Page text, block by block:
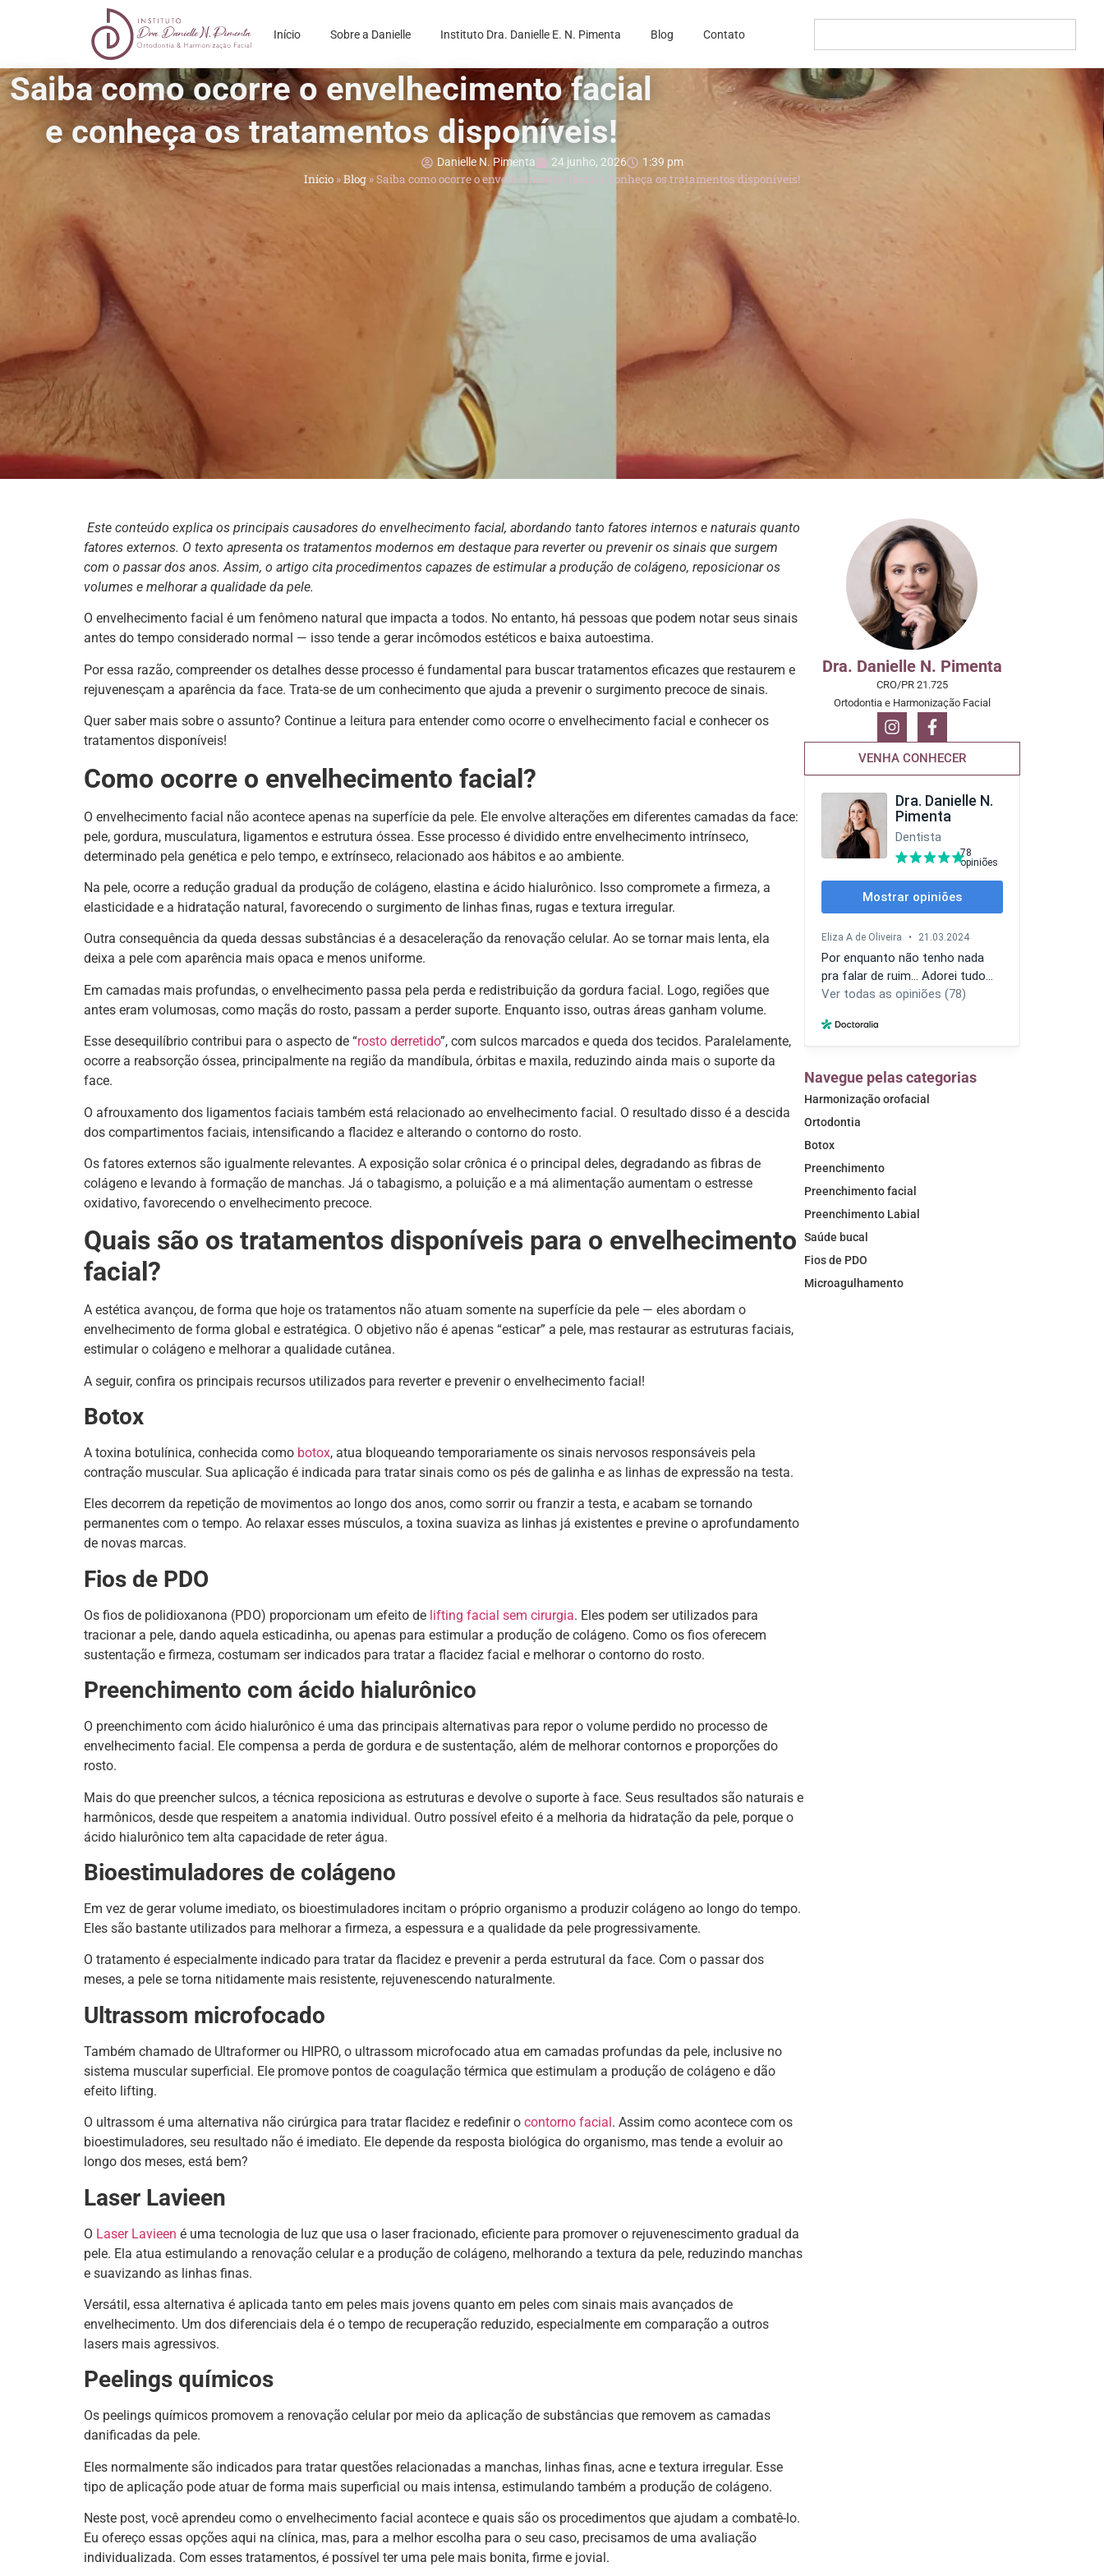
Início Sobre a Danielle Instituto Dra. Danielle E. N. Pimenta Blog Contato
Saiba como ocorre o envelhecimento facial
e conheça os tratamentos disponíveis!
Danielle N. Pimenta 24 junho, 2026 1:39 pm
Início »Blog »Saiba como ocorre o envelhecimento facial e conheça os tratamentos disponíveis!
Este conteúdo explica os principais causadores do envelhecimento facial, abordando tanto fatores internos e naturais quanto
fatores externos. O texto apresenta os tratamentos modernos em destaque para reverter ou prevenir os sinais que surgem
com o passar dos anos. Assim, o artigo cita procedimentos capazes de estimular a produção de colágeno, reposicionar os
volumes e melhorar a qualidade da pele.
O envelhecimento facial é um fenômeno natural que impacta a todos. No entanto, há pessoas que podem notar seus sinais
antes do tempo considerado normal — isso tende a gerar incômodos estéticos e baixa autoestima.
Por essa razão, compreender os detalhes desse processo é fundamental para buscar tratamentos eficazes que restaurem e
rejuvenesçam a aparência da face. Trata-se de um conhecimento que ajuda a prevenir o surgimento precoce de sinais.
Quer saber mais sobre o assunto? Continue a leitura para entender como ocorre o envelhecimento facial e conhecer os
tratamentos disponíveis!
Como ocorre o envelhecimento facial?
O envelhecimento facial não acontece apenas na superfície da pele. Ele envolve alterações em diferentes camadas da face:
pele, gordura, musculatura, ligamentos e estrutura óssea. Esse processo é dividido entre envelhecimento intrínseco,
determinado pela genética e pelo tempo, e extrínseco, relacionado aos hábitos e ao ambiente.
Na pele, ocorre a redução gradual da produção de colágeno, elastina e ácido hialurônico. Isso compromete a firmeza, a
elasticidade e a hidratação natural, favorecendo o surgimento de linhas finas, rugas e textura irregular.
Outra consequência da queda dessas substâncias é a desaceleração da renovação celular. Ao se tornar mais lenta, ela
deixa a pele com aparência mais opaca e menos uniforme.
Em camadas mais profundas, o envelhecimento passa pela perda e redistribuição da gordura facial. Logo, regiões que
antes eram volumosas, como maçãs do rosto, passam a perder suporte. Enquanto isso, outras áreas ganham volume.
Esse desequilíbrio contribui para o aspecto de “rosto derretido”, com sulcos marcados e queda dos tecidos. Paralelamente,
ocorre a reabsorção óssea, principalmente na região da mandíbula, órbitas e maxila, reduzindo ainda mais o suporte da
face.
O afrouxamento dos ligamentos faciais também está relacionado ao envelhecimento facial. O resultado disso é a descida
dos compartimentos faciais, intensificando a flacidez e alterando o contorno do rosto.
Os fatores externos são igualmente relevantes. A exposição solar crônica é o principal deles, degradando as fibras de
colágeno e levando à formação de manchas. Já o tabagismo, a poluição e a má alimentação aumentam o estresse
oxidativo, favorecendo o envelhecimento precoce.
Quais são os tratamentos disponíveis para o envelhecimento
facial?
A estética avançou, de forma que hoje os tratamentos não atuam somente na superfície da pele — eles abordam o
envelhecimento de forma global e estratégica. O objetivo não é apenas “esticar” a pele, mas restaurar as estruturas faciais,
estimular o colágeno e melhorar a qualidade cutânea.
A seguir, confira os principais recursos utilizados para reverter e prevenir o envelhecimento facial!
Botox
A toxina botulínica, conhecida como botox, atua bloqueando temporariamente os sinais nervosos responsáveis pela
contração muscular. Sua aplicação é indicada para tratar sinais como os pés de galinha e as linhas de expressão na testa.
Eles decorrem da repetição de movimentos ao longo dos anos, como sorrir ou franzir a testa, e acabam se tornando
permanentes com o tempo. Ao relaxar esses músculos, a toxina suaviza as linhas já existentes e previne o aprofundamento
de novas marcas.
Fios de PDO
Os fios de polidioxanona (PDO) proporcionam um efeito de lifting facial sem cirurgia. Eles podem ser utilizados para
tracionar a pele, dando aquela esticadinha, ou apenas para estimular a produção de colágeno. Como os fios oferecem
sustentação e firmeza, costumam ser indicados para tratar a flacidez facial e melhorar o contorno do rosto.
Preenchimento com ácido hialurônico
O preenchimento com ácido hialurônico é uma das principais alternativas para repor o volume perdido no processo de
envelhecimento facial. Ele compensa a perda de gordura e de sustentação, além de melhorar contornos e proporções do
rosto.
Mais do que preencher sulcos, a técnica reposiciona as estruturas e devolve o suporte à face. Seus resultados são naturais e
harmônicos, desde que respeitem a anatomia individual. Outro possível efeito é a melhoria da hidratação da pele, porque o
ácido hialurônico tem alta capacidade de reter água.
Bioestimuladores de colágeno
Em vez de gerar volume imediato, os bioestimuladores incitam o próprio organismo a produzir colágeno ao longo do tempo.
Eles são bastante utilizados para melhorar a firmeza, a espessura e a qualidade da pele progressivamente.
O tratamento é especialmente indicado para tratar da flacidez e prevenir a perda estrutural da face. Com o passar dos
meses, a pele se torna nitidamente mais resistente, rejuvenescendo naturalmente.
Ultrassom microfocado
Também chamado de Ultraformer ou HIPRO, o ultrassom microfocado atua em camadas profundas da pele, inclusive no
sistema muscular superficial. Ele promove pontos de coagulação térmica que estimulam a produção de colágeno e dão
efeito lifting.
O ultrassom é uma alternativa não cirúrgica para tratar flacidez e redefinir o contorno facial . Assim como acontece com os
bioestimuladores, seu resultado não é imediato. Ele depende da resposta biológica do organismo, mas tende a evoluir ao
longo dos meses, está bem?
Laser Lavieen
O Laser Lavieen é uma tecnologia de luz que usa o laser fracionado, eficiente para promover o rejuvenescimento gradual da
pele. Ela atua estimulando a renovação celular e a produção de colágeno, melhorando a textura da pele, reduzindo manchas
e suavizando as linhas finas.
Versátil, essa alternativa é aplicada tanto em peles mais jovens quanto em peles com sinais mais avançados de
envelhecimento. Um dos diferenciais dela é o tempo de recuperação reduzido, especialmente em comparação a outros
lasers mais agressivos.
Peelings químicos
Os peelings químicos promovem a renovação celular por meio da aplicação de substâncias que removem as camadas
danificadas da pele.
Eles normalmente são indicados para tratar questões relacionadas a manchas, linhas finas, acne e textura irregular. Esse
tipo de aplicação pode atuar de forma mais superficial ou mais intensa, estimulando também a produção de colágeno.
Neste post, você aprendeu como o envelhecimento facial acontece e quais são os procedimentos que ajudam a combatê-lo.
Eu ofereço essas opções aqui na clínica, mas, para a melhor escolha para o seu caso, precisamos de uma avaliação
individualizada. Com esses tratamentos, é possível ter uma pele mais bonita, firme e jovial.
Dra. Danielle N. Pimenta
CRO/PR 21.725
Ortodontia e Harmonização Facial
VENHA CONHECER
Navegue pelas categorias
Harmonização orofacial
Ortodontia
Botox
Preenchimento
Preenchimento facial
Preenchimento Labial
Saúde bucal
Fios de PDO
Microagulhamento